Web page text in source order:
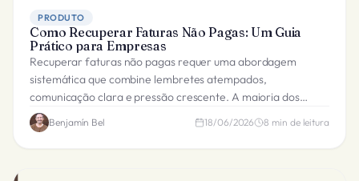
PRODUTO
Como Recuperar Faturas Não Pagas: Um Guia
Prático para Empresas
Recuperar faturas não pagas requer uma abordagem
sistemática que combine lembretes atempados,
comunicação clara e pressão crescente. A maioria dos
pagamentos em atraso pode ser cobrado sem ação legal.
Benjamín Bel 18/06/2026 8 min de leitura